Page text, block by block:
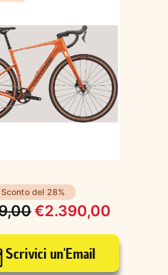
Sconto del 28%
€2.390,00
Scrivici un'Email